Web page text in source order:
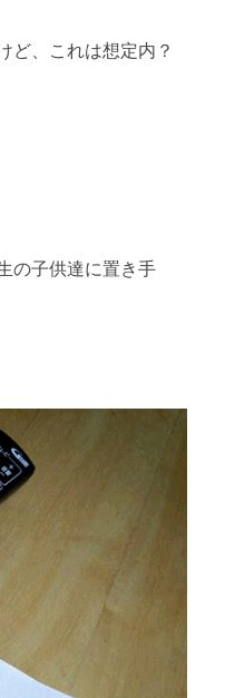
ど、これは想定内？
の子供達に置き手